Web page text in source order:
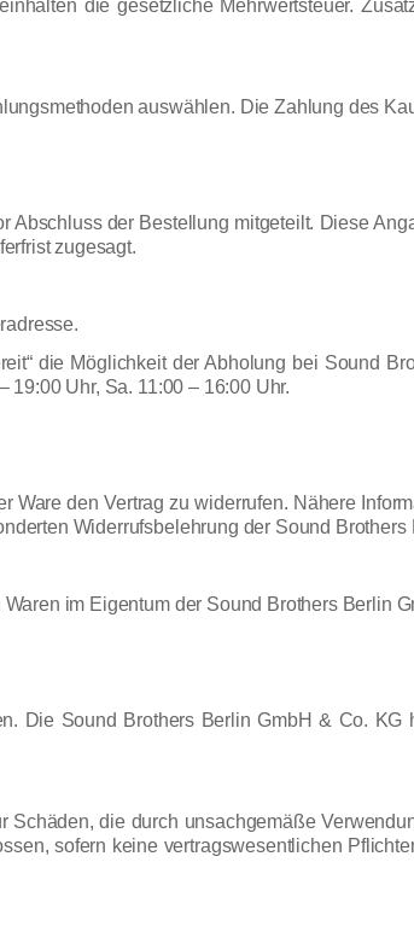
die gesetzliche Mehrwertsteuer.
auswählen. Die Zahlung des
Abschluss der Bestellung mitgeteilt. Diese
zugesagt.
die Möglichkeit der Abholung bei Sound
19:00 Uhr, Sa. 11:00 – 16:00 Uhr.
Ware den Vertrag zu widerrufen. Nähere
Widerrufsbelehrung der Sound
im Eigentum der Sound Brothers Berlin
Die Sound Brothers Berlin GmbH & Co.
die durch unsachgemäße
sofern keine vertragswesentlichen